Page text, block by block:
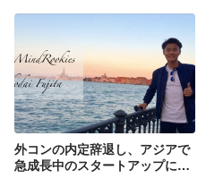
外コンの内定辞退し、アジアで
急成長中のスタートアップに入